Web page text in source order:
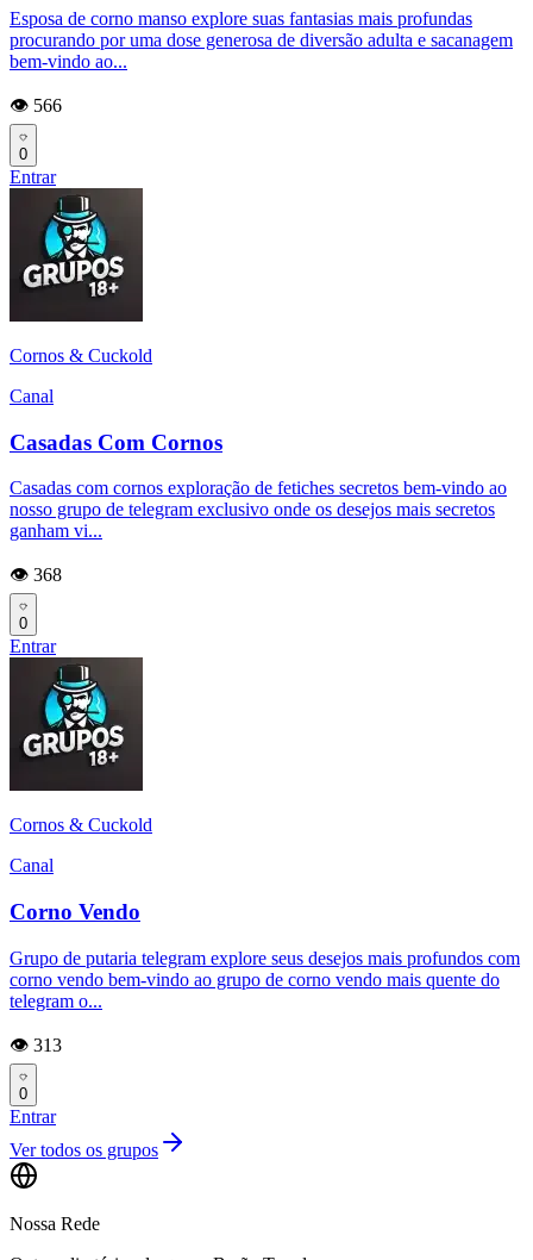
Esposa de corno manso explore suas fantasias mais profundas
procurando por uma dose generosa de diversão adulta e sacanagem
bem-vindo ao...
👁️ 566
0
Entrar
Cornos & Cuckold
Canal
Casadas Com Cornos
Casadas com cornos exploração de fetiches secretos bem-vindo ao
nosso grupo de telegram exclusivo onde os desejos mais secretos
ganham vi...
👁️ 368
0
Entrar
Cornos & Cuckold
Canal
Corno Vendo
Grupo de putaria telegram explore seus desejos mais profundos com
corno vendo bem-vindo ao grupo de corno vendo mais quente do
telegram o...
👁️ 313
0
Entrar
Ver todos os grupos
Nossa Rede